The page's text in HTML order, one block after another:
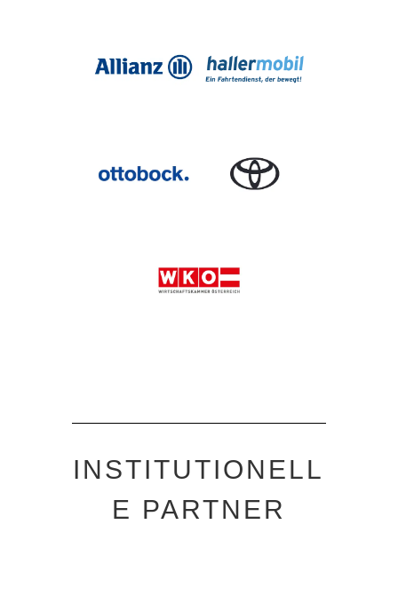
INSTITUTIONELL
E PARTNER